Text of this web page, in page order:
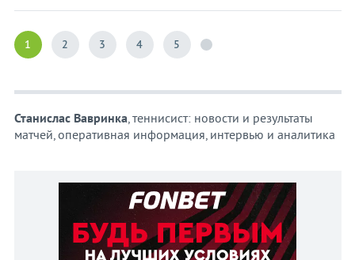
1 2 3 4 5
Станислас Вавринка , теннисист: новости и результаты
матчей, оперативная информация, интервью и аналитика